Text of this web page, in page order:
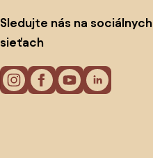
Sledujte nás na sociálnych
sieťach